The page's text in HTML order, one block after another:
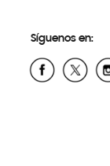
Síguenos en: